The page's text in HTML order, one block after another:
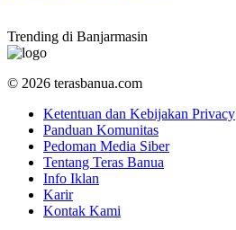
Trending di Banjarmasin
© 2026 terasbanua.com
Ketentuan dan Kebijakan Privacy
Panduan Komunitas
Pedoman Media Siber
Tentang Teras Banua
Info Iklan
Karir
Kontak Kami